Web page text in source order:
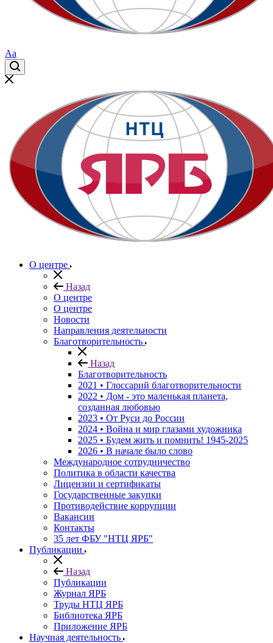
Aa
О центре
Назад
О центре
О центре
Новости
Направления деятельности
Благотворительность
Назад
Благотворительность
2021 • Глоссарий благотворительности
2022 • Дом - это маленькая планета,
созданная любовью
2023 • От Руси до России
2024 • Война и мир глазами художника
2025 • Будем жить и помнить! 1945-2025
2026 • В начале было слово
Международное сотрудничество
Политика в области качества
Лицензии и сертификаты
Государственные закупки
Противодействие коррупции
Вакансии
Контакты
35 лет ФБУ "НТЦ ЯРБ"
Публикации
Назад
Публикации
Журнал ЯРБ
Труды НТЦ ЯРБ
Библиотека ЯРБ
Приложение ЯРБ
Научная деятельность